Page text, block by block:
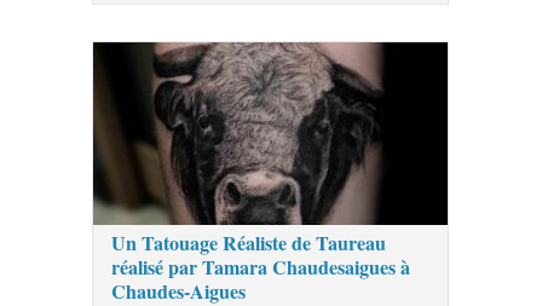
Un Tatouage Réaliste de Taureau
réalisé par Tamara Chaudesaigues à
Chaudes-Aigues